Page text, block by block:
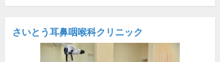
さいとう耳鼻咽喉科クリニック